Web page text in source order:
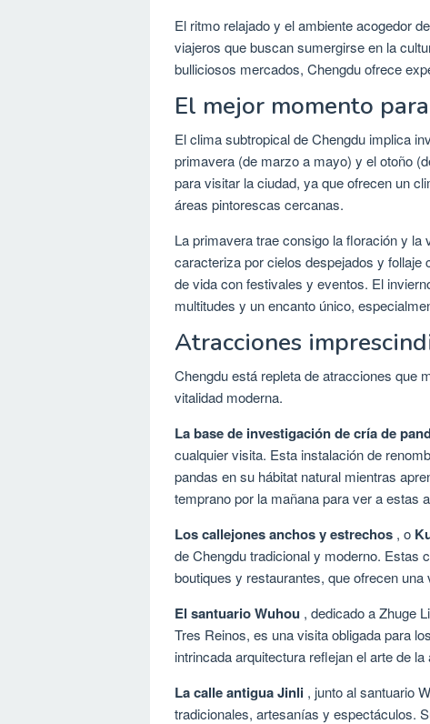
El ritmo relajado y el ambiente acogedor
viajeros que buscan sumergirse en la
bulliciosos mercados, Chengdu ofrece
El mejor momento
El clima subtropical de Chengdu implica
primavera (de marzo a mayo) y el otoño
para visitar la ciudad, ya que ofrecen un
áreas pintorescas cercanas.
La primavera trae consigo la floración y
caracteriza por cielos despejados y
de vida con festivales y eventos. El
multitudes y un encanto único,
Atracciones
Chengdu está repleta de atracciones que
vitalidad moderna.
La base de investigación de cría de
cualquier visita. Esta instalación de
pandas en su hábitat natural mientras
temprano por la mañana para ver a estas
Los callejones anchos y estrechos , o
de Chengdu tradicional y moderno. Estas
boutiques y restaurantes, que ofrecen
El santuario Wuhou , dedicado a Zhuge
Tres Reinos, es una visita obligada para
intrincada arquitectura reflejan el arte de la
La calle antigua Jinli , junto al santuario
tradicionales, artesanías y espectáculos.